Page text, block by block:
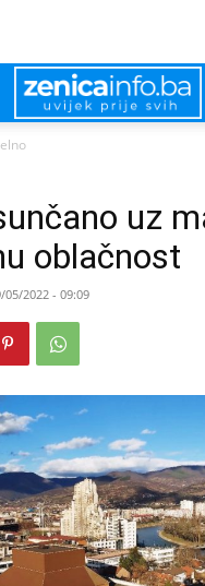
uz
oblačnost
05/2022 - 09:09